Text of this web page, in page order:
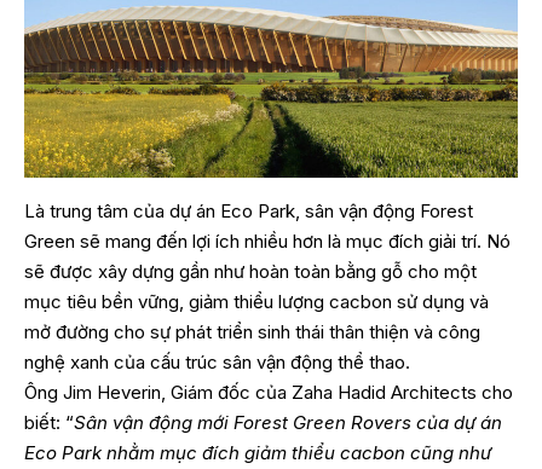
Là trung tâm của dự án Eco Park, sân vận động Forest
Green sẽ mang đến lợi ích nhiều hơn là mục đích giải trí. Nó
sẽ được xây dựng gần như hoàn toàn bằng gỗ cho một
mục tiêu bền vững, giảm thiểu lượng cacbon sử dụng và
mở đường cho sự phát triển sinh thái thân thiện và công
nghệ xanh của cấu trúc sân vận động thể thao.
Ông Jim Heverin, Giám đốc của Zaha Hadid Architects cho
biết: “Sân vận động mới Forest Green Rovers của dự án
Eco Park nhằm mục đích giảm thiểu cacbon cũng như